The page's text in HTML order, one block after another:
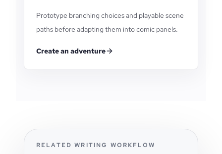
Prototype branching choices and playable scene
paths before adapting them into comic panels.
Create an adventure
RELATED WRITING WORKFLOW